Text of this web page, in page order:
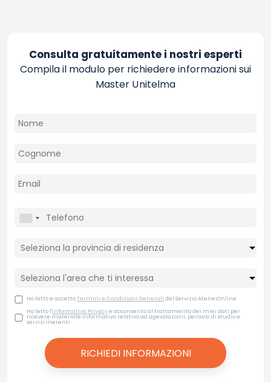
Consulta gratuitamente i nostri esperti
Compila il modulo per richiedere informazioni sui
Master Unitelma
Ho letto e accettoTermini e Condizioni Generali del Servizio AteneiOnline
Ho letto l'Informativa Privacye acconsento al trattamento dei miei dati per
ricevere materiale informativo relativo ad agevolazioni, percorsi di studio e
servizi inerenti